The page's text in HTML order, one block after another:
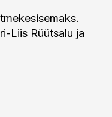
Liis Rüütsalu ja